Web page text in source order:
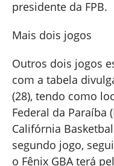
presidente da FPB.
Mais dois jogos
Outros dois jogos
com a tabela
(28), tendo como
Federal da Paraíba
Califórnia
segundo jogo,
o Fênix GBA terá